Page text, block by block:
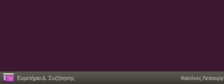
Ευρετήριο Δ. Συζήτησης Κανόνες